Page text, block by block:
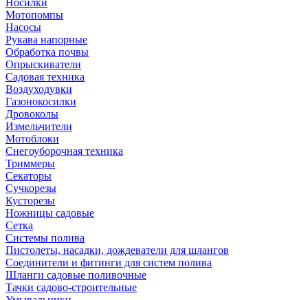
Носилки
Мотопомпы
Насосы
Рукава напорные
Обработка почвы
Опрыскиватели
Садовая техника
Воздуходувки
Газонокосилки
Дровоколы
Измельчители
Мотоблоки
Снегоуборочная техника
Триммеры
Секаторы
Сучкорезы
Кусторезы
Ножницы садовые
Сетка
Системы полива
Пистолеты, насадки, дождеватели для шлангов
Соединители и фитинги для систем полива
Шланги садовые поливочные
Тачки садово-строительные